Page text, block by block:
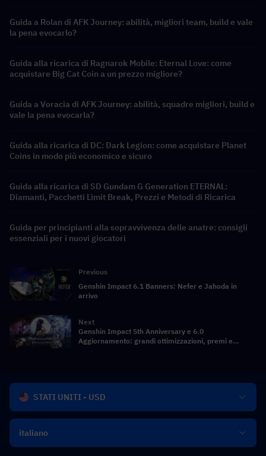
Guida a Rolan di AFK Journey: abilità, migliori team, build e vale
la pena evocarlo?
Guida alla ricarica di Ragnarok Mobile: Eternal Love: come
acquistare Big Cat Coin a un prezzo migliore?
Guida a Voracia di AFK Journey: abilità, squadre migliori, build e
vale la pena evocarla?
Guida alla ricarica di DC: Dark Legion: come acquistare Planet
Coins in modo più economico e sicuro
Guida alla ricarica di SD Gundam G Generation ETERNAL:
Diamanti, Pacchetti Limit Break, Prezzi e Metodi di Ricarica
Guida per principianti alla sopravvivenza delle anatre: consigli
essenziali per i nuovi giocatori
Previous
Genshin Impact 6.1 Banners: Nefer e Jahoda in
arrivo
Next
Genshin Impact 5th Anniversary e 6.0
Aggiornamento: grandi ottimizzazioni, premi e
STATI UNITI - USD
italiano